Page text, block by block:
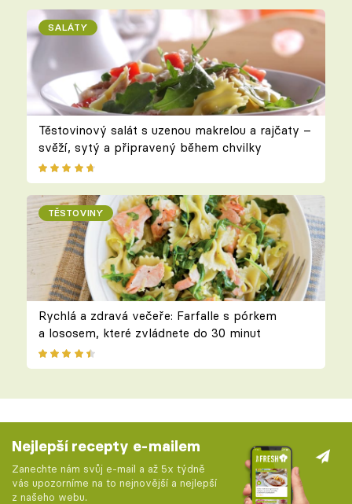
SALÁTY
Těstovinový salát s uzenou makrelou a rajčaty –
svěží, sytý a připravený během chvilky
TĚSTOVINY
Rychlá a zdravá večeře: Farfalle s pórkem
a lososem, které zvládnete do 30 minut
Nejlepší recepty e-mailem
Zanechte nám svůj e-mail a až 5x týdně
vás upozorníme na to nejnovější a nejlepší
z našeho webu.